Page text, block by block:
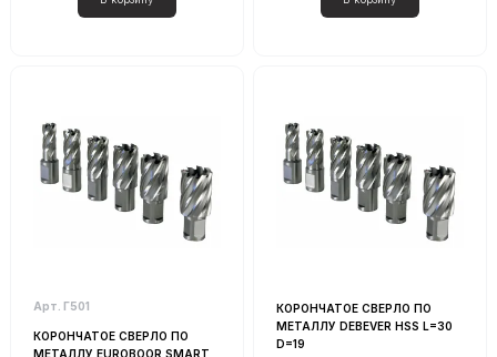
Арт. Г501
КОРОНЧАТОЕ СВЕРЛО ПО
МЕТАЛЛУ EUROBOOR SMART
КОРОНЧАТОЕ СВЕРЛО ПО
МЕТАЛЛУ DEBEVER HSS L=30
D=19